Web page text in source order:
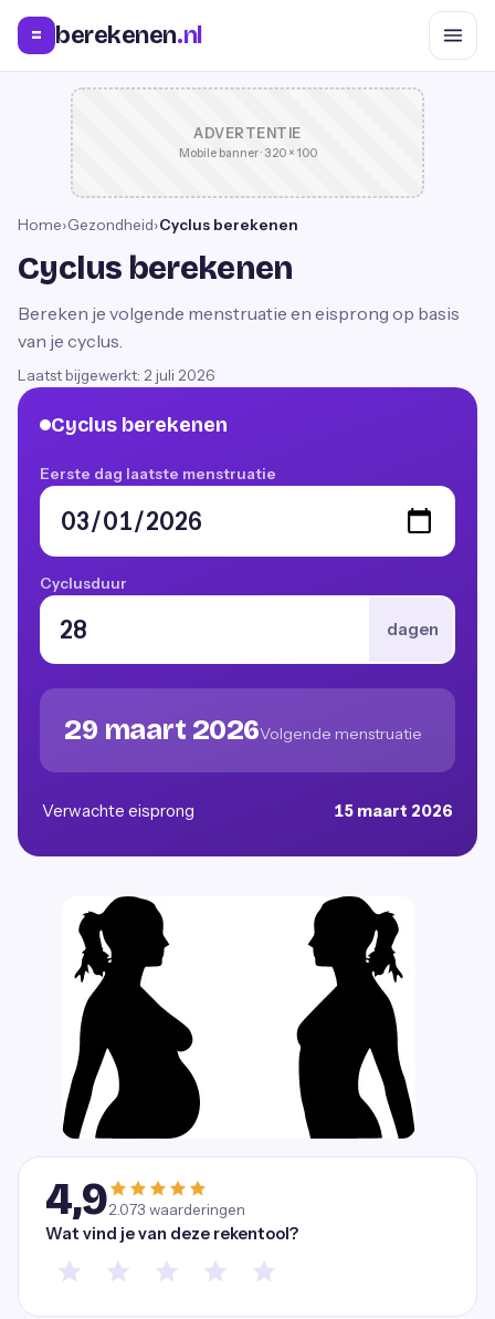
= berekenen.nl
ADVERTENTIE
Mobile banner · 320 × 100
Home›Gezondheid›Cyclus berekenen
Cyclus berekenen
Bereken je volgende menstruatie en eisprong op basis
van je cyclus.
Laatst bijgewerkt: 2 juli 2026
Cyclus berekenen
Eerste dag laatste menstruatie
Cyclusduur
dagen
29 maart 2026Volgende menstruatie
Verwachte eisprong 15 maart 2026
4,92.073 waarderingen
Wat vind je van deze rekentool?